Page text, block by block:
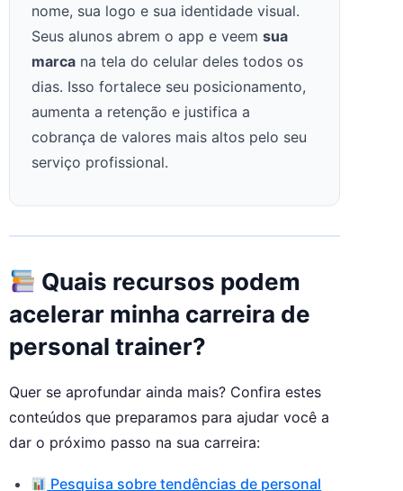
nome, sua logo e sua identidade visual.
Seus alunos abrem o app e veem sua
marca na tela do celular deles todos os
dias. Isso fortalece seu posicionamento,
aumenta a retenção e justifica a
cobrança de valores mais altos pelo seu
serviço profissional.
Quais recursos podem
acelerar minha carreira de
personal trainer?
Quer se aprofundar ainda mais? Confira estes
conteúdos que preparamos para ajudar você a
dar o próximo passo na sua carreira:
Pesquisa sobre tendências de personal